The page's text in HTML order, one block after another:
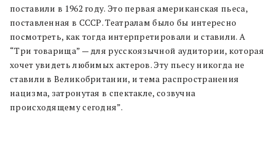
поставили в 1962 году. Это первая американская пьеса,
поставленная в СССР. Театралам было бы интересно
посмотреть, как тогда интерпретировали и ставили. А
“Три товарища” — для русскоязычной аудитории, которая
хочет увидеть любимых актеров. Эту пьесу никогда не
ставили в Великобритании, и тема распространения
нацизма, затронутая в спектакле, созвучна
происходящему сегодня”.